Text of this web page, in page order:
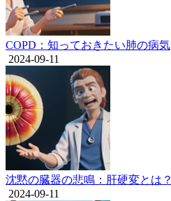
COPD：知っておきたい肺の病気
2024-09-11
沈黙の臓器の悲鳴：肝硬変とは？
2024-09-11